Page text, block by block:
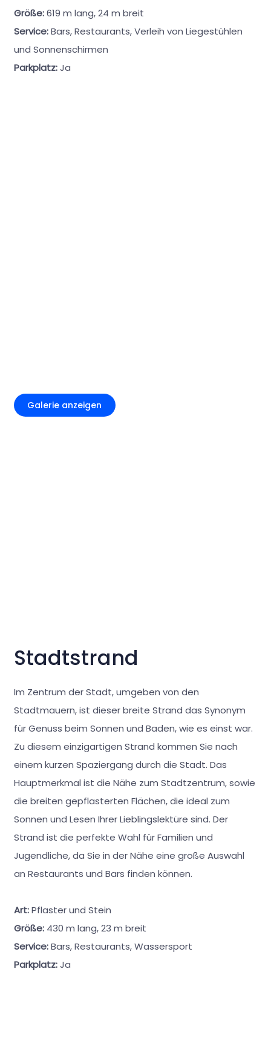
Größe:619 m lang, 24 m breit
Service:Bars, Restaurants, Verleih von Liegestühlen
und Sonnenschirmen
Parkplatz:Ja
Galerie anzeigen
Stadtstrand
Im Zentrum der Stadt, umgeben von den
Stadtmauern, ist dieser breite Strand das Synonym
für Genuss beim Sonnen und Baden, wie es einst war.
Zu diesem einzigartigen Strand kommen Sie nach
einem kurzen Spaziergang durch die Stadt. Das
Hauptmerkmal ist die Nähe zum Stadtzentrum, sowie
die breiten gepflasterten Flächen, die ideal zum
Sonnen und Lesen Ihrer Lieblingslektüre sind. Der
Strand ist die perfekte Wahl für Familien und
Jugendliche, da Sie in der Nähe eine große Auswahl
an Restaurants und Bars finden können.
Art:Pflaster und Stein
Größe: 430 m lang, 23 m breit
Service:Bars, Restaurants, Wassersport
Parkplatz:Ja